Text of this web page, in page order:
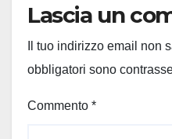
Lascia un
Il tuo indirizzo email non
obbligatori sono
Commento *